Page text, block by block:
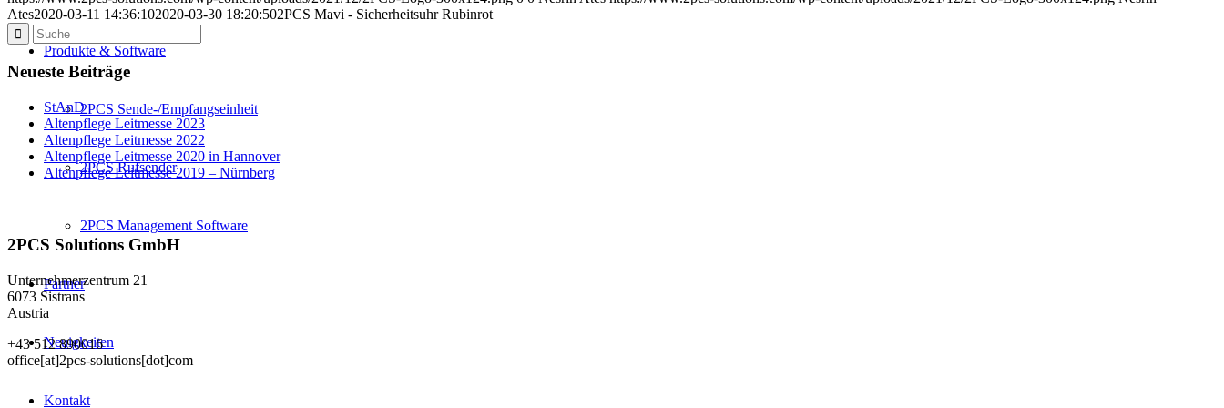
Produkte & Software
2PCS Sende-/Empfangseinheit
2PCS Rufsender
2PCS Management Software
Partner
Neuigkeiten
Kontakt
Ates2020-03-11 14:36:102020-03-30 18:20:502PCS Mavi - Sicherheitsuhr Rubinrot
Neueste Beiträge
StAnD
Altenpflege Leitmesse 2023
Altenpflege Leitmesse 2022
Altenpflege Leitmesse 2020 in Hannover
Altenpflege Leitmesse 2019 – Nürnberg
2PCS Solutions GmbH
Unternehmerzentrum 21
6073 Sistrans
Austria
+43 512 890016
office[at]2pcs-solutions[dot]com